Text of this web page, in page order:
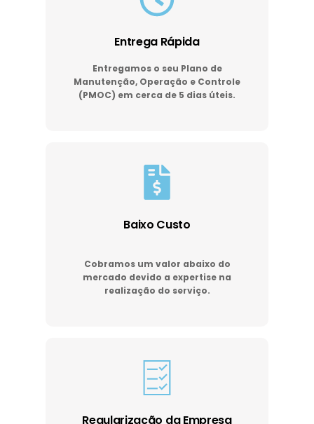
Entrega Rápida
Entregamos o seu Plano de
Manutenção, Operação e Controle
(PMOC) em cerca de 5 dias úteis.
Baixo Custo
Cobramos um valor abaixo do
mercado devido a expertise na
realização do serviço.
Regularização da Empresa